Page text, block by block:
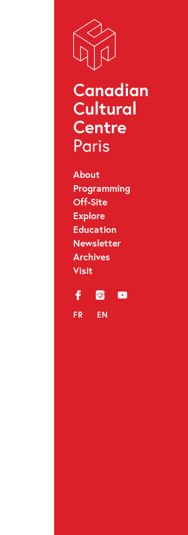
About
Programming
Off-Site
Explore
Education
Newsletter
Archives
Visit
f i y
FR EN